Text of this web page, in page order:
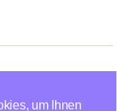
um Ihnen